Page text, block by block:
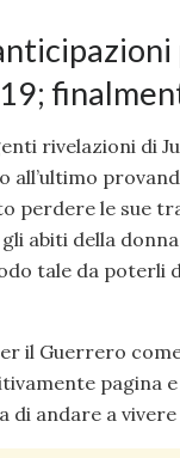
rivelazioni di
all’ultimo
perdere le sue
abiti della
tale da poterli
il Guerrero
pagina
di andare a